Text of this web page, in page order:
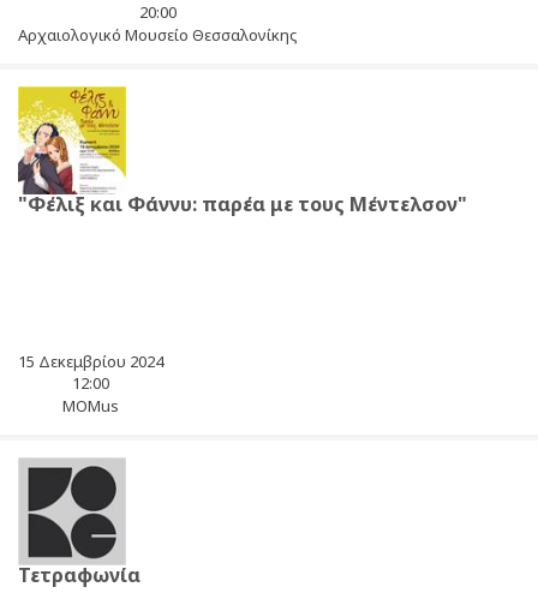
20:00
Αρχαιολογικό Μουσείο Θεσσαλονίκης
"Φέλιξ και Φάννυ: παρέα με τους Μέντελσον"
15 Δεκεμβρίου 2024
12:00
MOMus
Τετραφωνία